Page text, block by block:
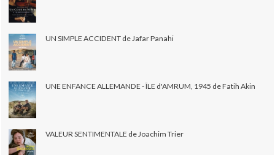
UN SIMPLE ACCIDENT de Jafar Panahi
UNE ENFANCE ALLEMANDE - ÎLE d'AMRUM, 1945 de Fatih Akin
VALEUR SENTIMENTALE de Joachim Trier